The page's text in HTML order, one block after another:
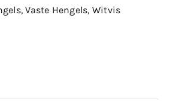
,Vaste Hengels, Witvis